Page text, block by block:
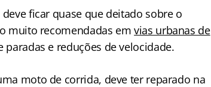
ficar quase que deitado sobre o
muito recomendadas emvias urbanas de
e reduções de velocidade.
moto de corrida, deve ter reparado na